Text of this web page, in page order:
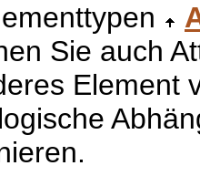
Sie auch
Element